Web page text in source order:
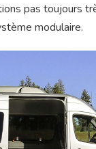
pas toujours
modulaire.